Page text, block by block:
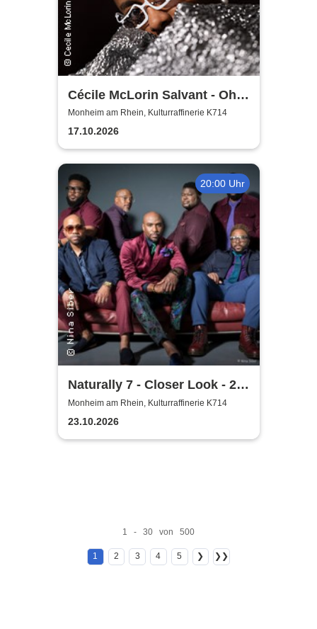
Cécile McLorin Salvant - Oh
Snap - Germany 2026
Monheim am Rhein, Kulturraffinerie K714
17.10.2026
20:00 Uhr
Naturally 7 - Closer Look - 25
Years of Naturally 7
Monheim am Rhein, Kulturraffinerie K714
23.10.2026
1 - 30 von 500
1 2 3 4 5 ❯ ❯❯